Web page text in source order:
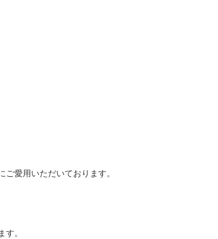
愛用いただいております。
。